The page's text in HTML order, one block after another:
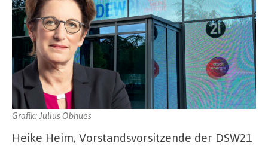
Grafik: Julius Obhues
Heike Heim, Vorstandsvorsitzende der DSW21